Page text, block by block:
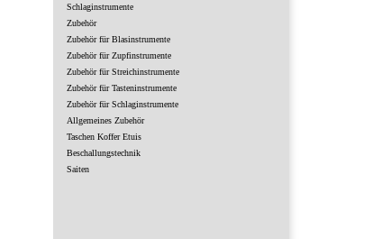
Schlaginstrumente
Zubehör
Zubehör für Blasinstrumente
Zubehör für Zupfinstrumente
Zubehör für Streichinstrumente
Zubehör für Tasteninstrumente
Zubehör für Schlaginstrumente
Allgemeines Zubehör
Taschen Koffer Etuis
Beschallungstechnik
Saiten